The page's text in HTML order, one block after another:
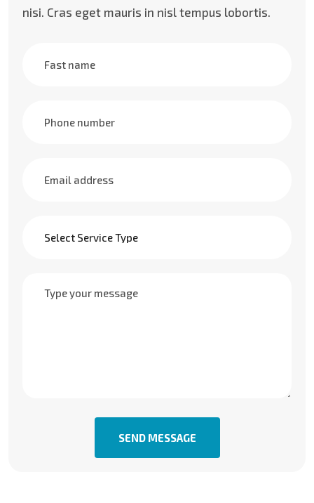
nisi. Cras eget mauris in nisl tempus lobortis.
SEND MESSAGE